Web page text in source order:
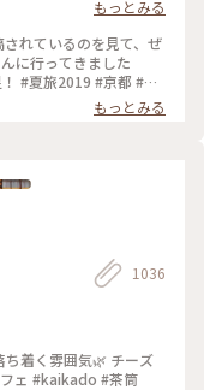
もっとみる
れているのを見て、ぜ
に行ってきました
#夏旅2019 #京都 #五
もっとみる
1036
ち着く雰囲気🌿 チーズ
#京都カフェ #kaikado #茶筒